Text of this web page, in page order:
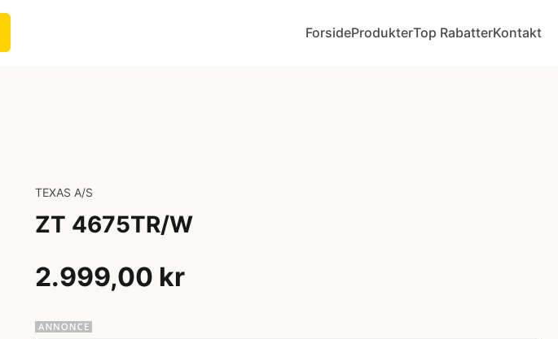
ForsideProdukterTop RabatterKontakt
TEXAS A/S
ZT 4675TR/W
2.999,00 kr